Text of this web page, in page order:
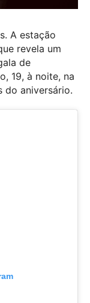
A estação
revela um
de
19, à noite, na
do aniversário.